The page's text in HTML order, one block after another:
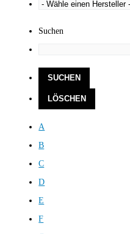
Suchen
A
B
C
D
E
F